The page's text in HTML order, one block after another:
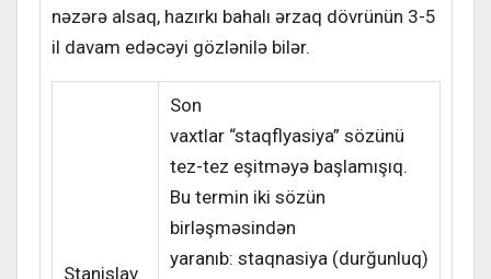
nəzərə alsaq, hazırkı bahalı ərzaq dövrünün 3-5
il davam edəcəyi gözlənilə bilər.
Stanislav
Son
vaxtlar “staqflyasiya” sözünü
tez-tez eşitməyə başlamışıq.
Bu termin iki sözün
birləşməsindən
yaranıb: staqnasiya (durğunluq)